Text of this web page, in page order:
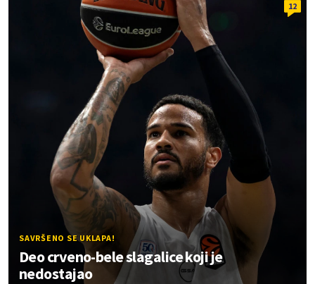
12
SAVRŠENO SE UKLAPA!
Deo crveno-bele slagalice koji je
nedostajao